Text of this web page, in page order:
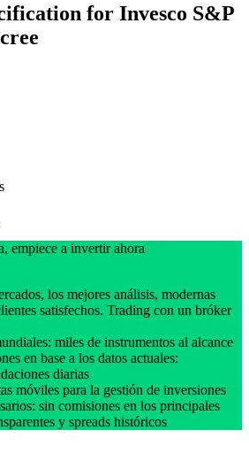
for Invesco S&P
empiece a invertir ahora
los mejores análisis, modernas
satisfechos. Trading con un bróker
miles de instrumentos al alcance
en base a los datos actuales:
diarias
móviles para la gestión de inversiones
sin comisiones en los principales
y spreads históricos